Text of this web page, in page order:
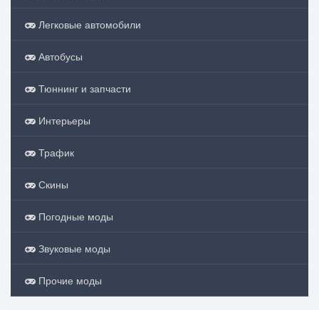
Легковые автомобили
Автобусы
Тюннинг и запчасти
Интерьеры
Трафик
Скины
Погодные моды
Звуковые моды
Прочие моды